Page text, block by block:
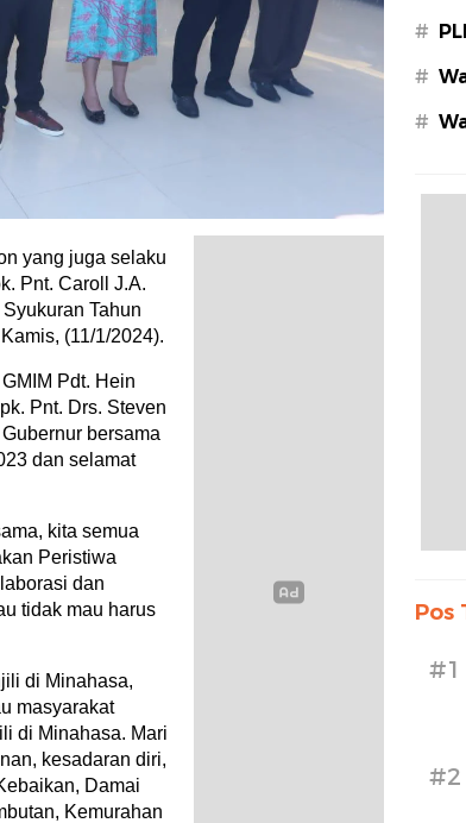
yang juga selaku
Pnt. Caroll J.A.
Tahun
(11/1/2024).
Pdt. Hein
Pnt. Drs. Steven
bersama
dan selamat
kita semua
Peristiwa
dan
tidak mau harus
di Minahasa,
masyarakat
di Minahasa. Mari
kesadaran diri,
Damai
Kemurahan
#
#
#
Pos
#1
#2